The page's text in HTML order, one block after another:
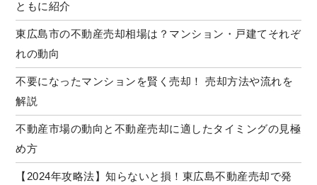
ともに紹介
東広島市の不動産売却相場は？マンション・戸建てそれぞ
れの動向
不要になったマンションを賢く売却！ 売却方法や流れを
解説
不動産市場の動向と不動産売却に適したタイミングの見極
め方
【2024年攻略法】知らないと損！東広島不動産売却で発